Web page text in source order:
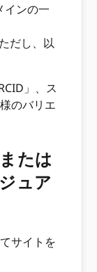
インの一
ただし、以
」、ス
のバリエ
たは
ュア
サイトを